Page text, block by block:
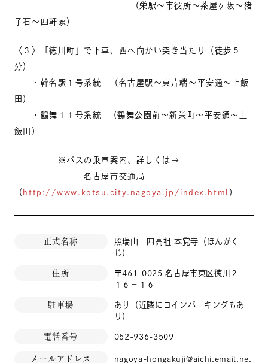
（栄駅～市役所～茶屋ヶ坂～猪
子石～四軒家）
〈３〉「徳川町」で下車、西へ向かい突き当たり（徒歩５
分）
・幹名駅１号系統 （名古屋駅～東片端～平安通～上飯
田）
・鶴舞１１号系統 (鶴舞公園前～新栄町～平安通～上
飯田）
※バスの乗車案内、詳しくは→
名古屋市交通局
（ http://www.kotsu.city.nagoya.jp/index.html ）
正式名称
照瑞山 四高祖 本覚寺（ほんがく
じ）
住所
〒461-0025 名古屋市東区徳川２－
１６－１６
駐車場
あり（近隣にコインパーキングもあ
り）
電話番号 052-936-3509
メールアドレス
nagoya-hongakuji@aichi.email.ne.